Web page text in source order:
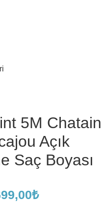
5M Chatain
Açık
Saç Boyası
₺